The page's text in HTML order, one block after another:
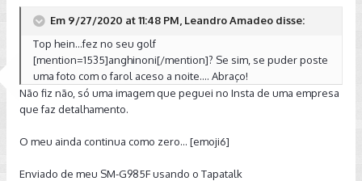
Em 9/27/2020 at 11:48 PM, Leandro Amadeo disse:
Top hein...fez no seu golf
[mention=1535]anghinoni[/mention]? Se sim, se puder poste
uma foto com o farol aceso a noite.... Abraço!
Não fiz não, só uma imagem que peguei no Insta de uma empresa
que faz detalhamento.
O meu ainda continua como zero... [emoji6]
Enviado de meu SM-G985F usando o Tapatalk